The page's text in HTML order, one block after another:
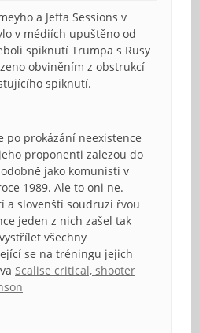
a Jeffa Sessions v
v médiích upuštěno od
spiknutí Trumpa s Rusy
obviněním z obstrukcí
spiknutí.
po prokázání neexistence
proponenti zalezou do
jako komunisti v
1989. Ale to oni ne.
a slovenští soudruzi řvou
jeden z nich zašel tak
všechny
se na tréningu jejich
Scalise critical, shooter